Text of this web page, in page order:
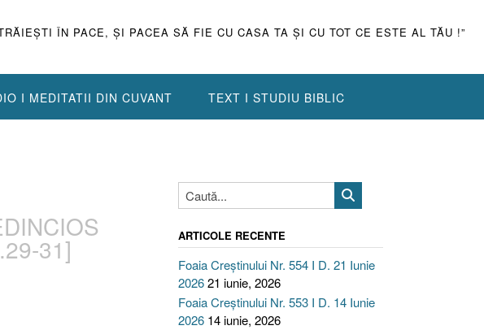
ÎN PACE, ŞI PACEA SĂ FIE CU CASA TA ŞI CU TOT CE ESTE AL TĂU !”
I MEDITATII DIN CUVANT TEXT I STUDIU BIBLIC
31] ARTICOLE RECENTE
Foaia Creștinului Nr. 554 I D. 21 Iunie
202621 iunie, 2026
Foaia Creștinului Nr. 553 I D. 14 Iunie
2026 14 iunie, 2026